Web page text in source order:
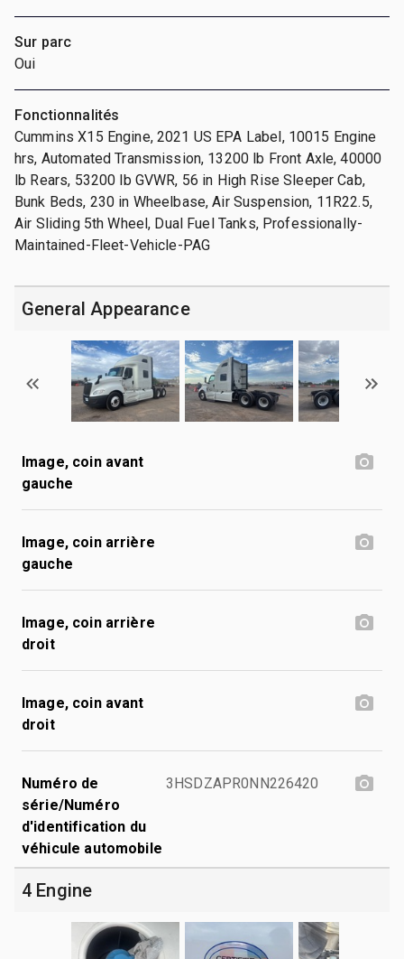
Sur parc
Oui
Fonctionnalités
Cummins X15 Engine, 2021 US EPA Label, 10015 Engine
hrs, Automated Transmission, 13200 lb Front Axle, 40000
lb Rears, 53200 lb GVWR, 56 in High Rise Sleeper Cab,
Bunk Beds, 230 in Wheelbase, Air Suspension, 11R22.5,
Air Sliding 5th Wheel, Dual Fuel Tanks, Professionally-
Maintained-Fleet-Vehicle-PAG
General Appearance
Image, coin avant
gauche
Image, coin arrière
gauche
Image, coin arrière
droit
Image, coin avant
droit
Numéro de
série/Numéro
d'identification du
véhicule automobile
3HSDZAPR0NN226420
4 Engine